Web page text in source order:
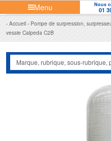
Menu Nous
01
Accueil Pompe de surpression,
vessie Calpeda C2B